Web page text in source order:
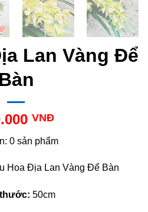
Lan Vàng Để
Bàn
VNĐ
0 sản phẩm
Hoa Địa Lan Vàng Để Bàn
50cm